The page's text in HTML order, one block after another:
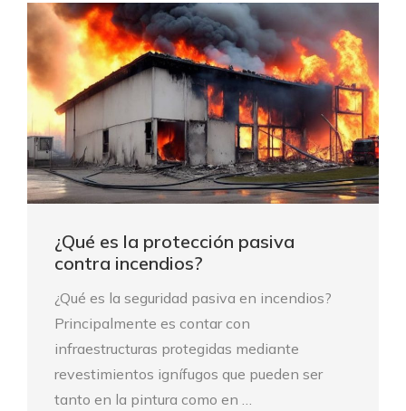
¿Qué es la protección pasiva
contra incendios?
¿Qué es la seguridad pasiva en incendios?
Principalmente es contar con
infraestructuras protegidas mediante
revestimientos ignífugos que pueden ser
tanto en la pintura como en …